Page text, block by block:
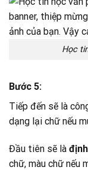
Học
Bước 5:
Tiếp đến sẽ là
dạng lại chữ nếu
Đầu tiên sẽ là
chữ, màu chữ nếu